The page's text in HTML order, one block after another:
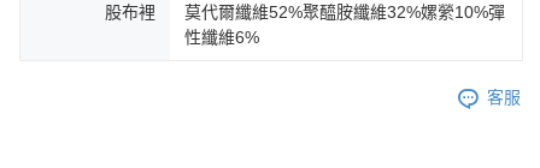
股布裡
莫代爾纖維52%聚醯胺纖維32%嫘縈10%彈
性纖維6%
客服